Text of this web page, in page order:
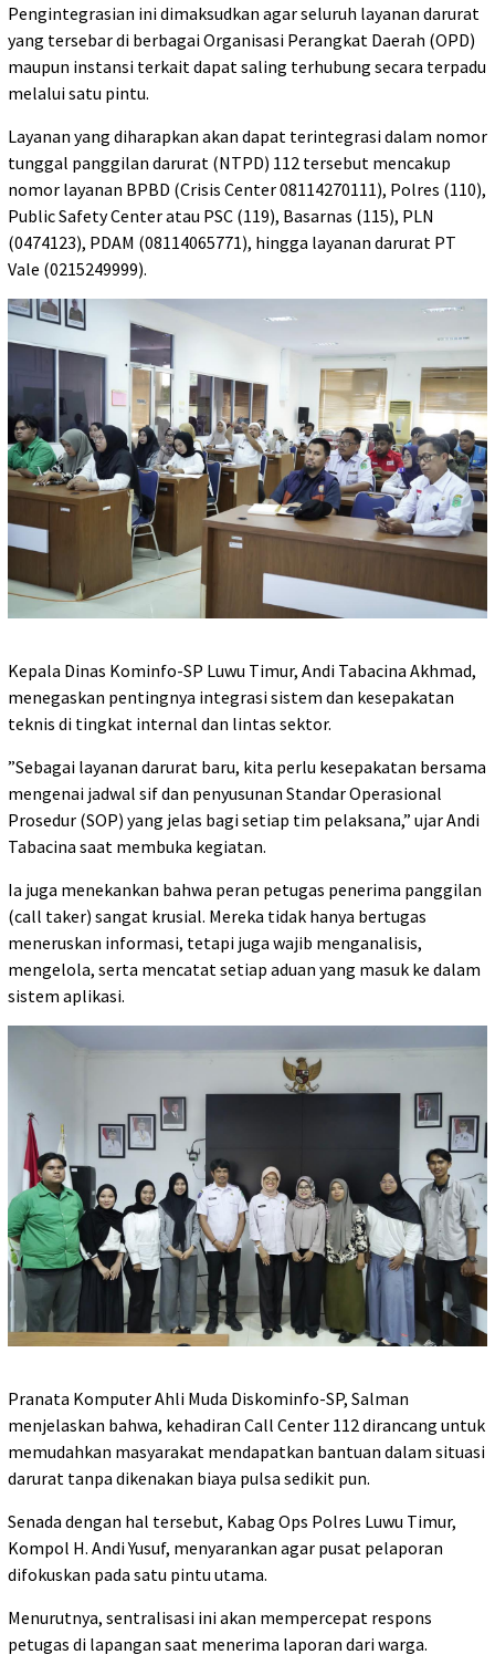
‎Pengintegrasian ini dimaksudkan agar seluruh layanan darurat
yang tersebar di berbagai Organisasi Perangkat Daerah (OPD)
maupun instansi terkait dapat saling terhubung secara terpadu
melalui satu pintu.
‎Layanan yang diharapkan akan dapat terintegrasi dalam nomor
tunggal panggilan darurat (NTPD) 112 tersebut mencakup
nomor layanan BPBD (Crisis Center 08114270111), Polres (110),
Public Safety Center atau PSC (119), Basarnas (115), PLN
(0474123), PDAM (08114065771), hingga layanan darurat PT
Vale (0215249999).
‎Kepala Dinas Kominfo-SP Luwu Timur, Andi Tabacina Akhmad,
menegaskan pentingnya integrasi sistem dan kesepakatan
teknis di tingkat internal dan lintas sektor.
‎”Sebagai layanan darurat baru, kita perlu kesepakatan bersama
mengenai jadwal sif dan penyusunan Standar Operasional
Prosedur (SOP) yang jelas bagi setiap tim pelaksana,” ujar Andi
Tabacina saat membuka kegiatan.
‎Ia juga menekankan bahwa peran petugas penerima panggilan
(call taker) sangat krusial. Mereka tidak hanya bertugas
meneruskan informasi, tetapi juga wajib menganalisis,
mengelola, serta mencatat setiap aduan yang masuk ke dalam
sistem aplikasi.
‎Pranata Komputer Ahli Muda Diskominfo-SP, Salman
menjelaskan bahwa, kehadiran Call Center 112 dirancang untuk
memudahkan masyarakat mendapatkan bantuan dalam situasi
darurat tanpa dikenakan biaya pulsa sedikit pun.
‎Senada dengan hal tersebut, Kabag Ops Polres Luwu Timur,
Kompol H. Andi Yusuf, menyarankan agar pusat pelaporan
difokuskan pada satu pintu utama.
Menurutnya, sentralisasi ini akan mempercepat respons
petugas di lapangan saat menerima laporan dari warga.